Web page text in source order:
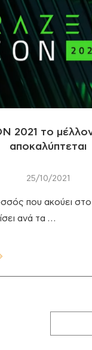
2021 το
αποκαλύπτεται
25/10/2021
που ακούει
ανά τα …